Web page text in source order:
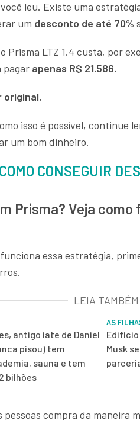
leu. Existe uma
um desconto de até 70%
Prisma LTZ 1.4 custa, por
pagar apenas R$ 21.586.
original.
isso é possível, continue
um bom dinheiro.
CONSEGUIR
Prisma? Veja
essa estratégia,
LEIA TAMBÉM
antigo iate de Daniel
pisou) tem
sauna e tem
bilhões
AS
Edifício
Musk
compra da maneira